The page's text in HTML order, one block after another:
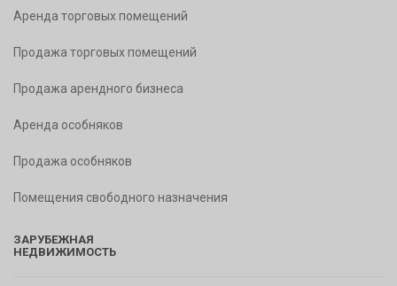
Аренда торговых помещений
Продажа торговых помещений
Продажа арендного бизнеса
Аренда особняков
Продажа особняков
Помещения свободного назначения
ЗАРУБЕЖНАЯ
НЕДВИЖИМОСТЬ